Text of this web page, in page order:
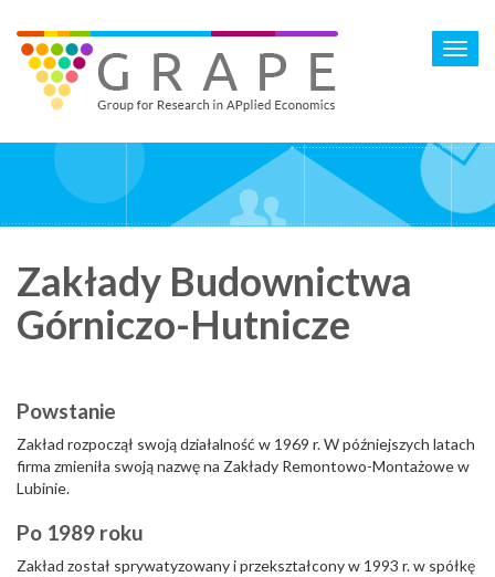
main
content
Zakłady Budownictwa
Górniczo-Hutnicze
Powstanie
Zakład rozpoczął swoją działalność w 1969 r. W późniejszych latach
firma zmieniła swoją nazwę na Zakłady Remontowo-Montażowe w
Lubinie.
Po 1989 roku
Zakład został sprywatyzowany i przekształcony w 1993 r. w spółkę